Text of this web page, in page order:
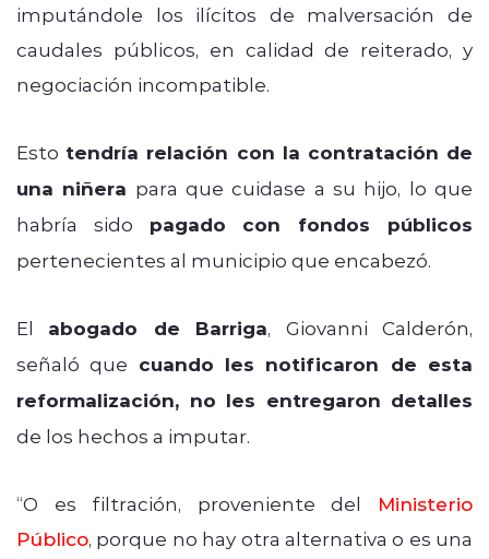
imputándole los ilícitos de malversación de
caudales públicos, en calidad de reiterado, y
negociación incompatible.
Esto tendría relación con la contratación de
una niñera para que cuidase a su hijo, lo que
habría sido pagado con fondos públicos
pertenecientes al municipio que encabezó.
El abogado de Barriga, Giovanni Calderón,
señaló que cuando les notificaron de esta
reformalización, no les entregaron detalles
de los hechos a imputar.
“O es filtración, proveniente del Ministerio
Público, porque no hay otra alternativa o es una